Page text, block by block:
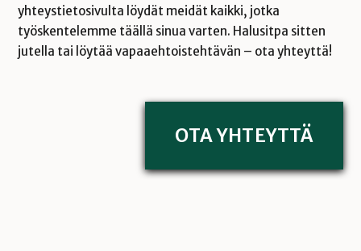
yhteystietosivulta löydät meidät kaikki, jotka
työskentelemme täällä sinua varten. Halusitpa sitten
jutella tai löytää vapaaehtoistehtävän – ota yhteyttä!
OTA YHTEYTTÄ